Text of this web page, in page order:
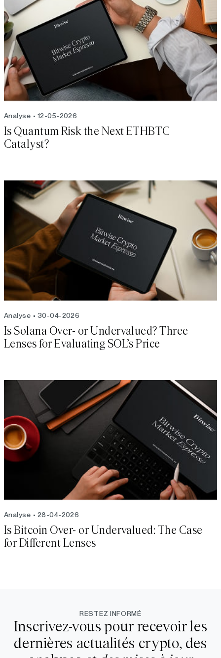
Analyse 12-05-2026
Is Quantum Risk the Next ETHBTC
Catalyst?
Analyse 30-04-2026
Is Solana Over- or Undervalued? Three
Lenses for Evaluating SOL’s Price
Analyse 28-04-2026
Is Bitcoin Over- or Undervalued: The Case
for Different Lenses
RESTEZ INFORMÉ
Inscrivez-vous pour recevoir les
dernières actualités crypto, des